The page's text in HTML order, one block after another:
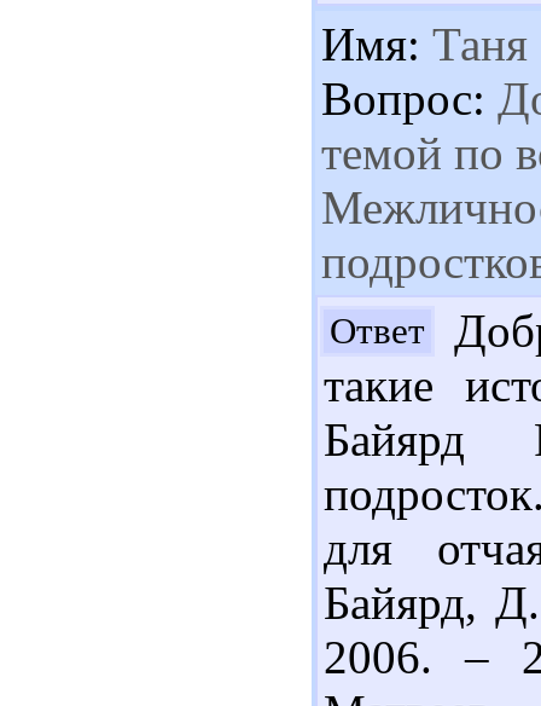
Имя: Таня
Вопрос:
темой по
Ответ
такие
Байярд
для
Байярд,
2006. –